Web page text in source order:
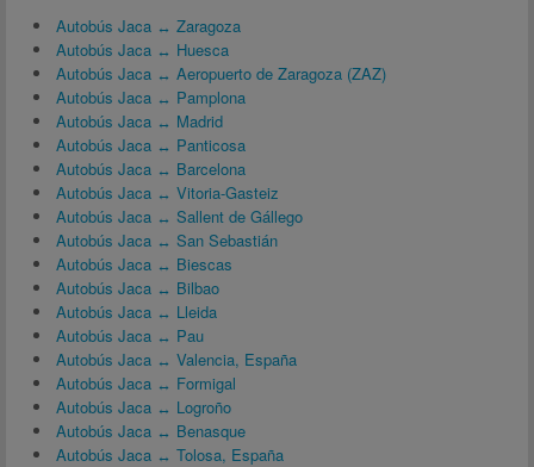
Autobús Jaca ↔ Zaragoza
Autobús Jaca ↔ Huesca
Autobús Jaca ↔ Aeropuerto de Zaragoza (ZAZ)
Autobús Jaca ↔ Pamplona
Autobús Jaca ↔ Madrid
Autobús Jaca ↔ Panticosa
Autobús Jaca ↔ Barcelona
Autobús Jaca ↔ Vitoria-Gasteiz
Autobús Jaca ↔ Sallent de Gállego
Autobús Jaca ↔ San Sebastián
Autobús Jaca ↔ Biescas
Autobús Jaca ↔ Bilbao
Autobús Jaca ↔ Lleida
Autobús Jaca ↔ Pau
Autobús Jaca ↔ Valencia, España
Autobús Jaca ↔ Formigal
Autobús Jaca ↔ Logroño
Autobús Jaca ↔ Benasque
Autobús Jaca ↔ Tolosa, España